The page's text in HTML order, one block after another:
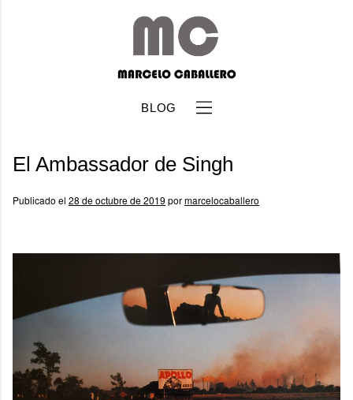
BLOG
El Ambassador de Singh
Publicado el 28 de octubre de 2019 pormarcelocaballero